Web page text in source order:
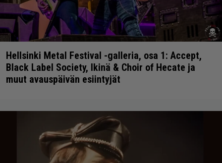
Hellsinki Metal Festival -galleria, osa 1: Accept,
Black Label Society, Ikinä & Choir of Hecate ja
muut avauspäivän esiintyjät